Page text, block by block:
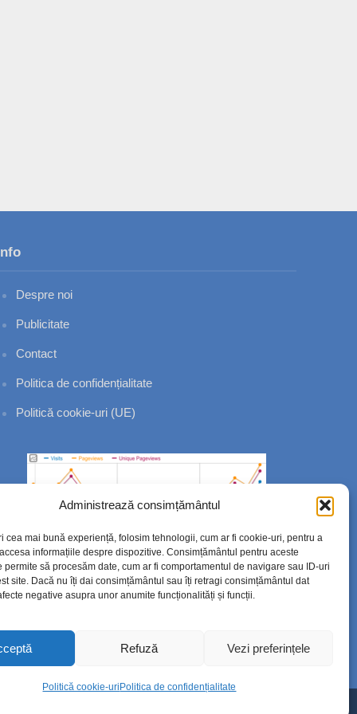
Administrează consimțământul
cea mai bună experiență, folosim tehnologii, cum ar fi cookie-uri, pentru a
informațiile despre dispozitive. Consimțământul pentru aceste
permite să procesăm date, cum ar fi comportamentul de navigare sau ID-uri
site. Dacă nu îți dai consimțământul sau îți retragi consimțământul dat
negative asupra unor anumite funcționalități și funcții.
Refuză Vezi preferințele
Politică cookie-uri Politica de confidențialitate
Despre noi
Publicitate
Contact
Politica de confidențialitate
Politică cookie-uri (UE)